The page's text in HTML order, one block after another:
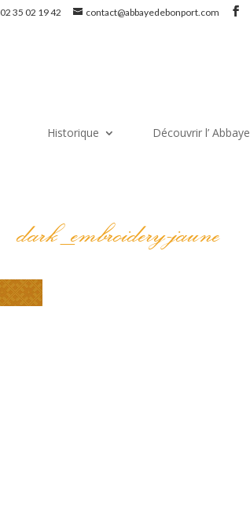
02 35 02 19 42 contact@abbayedebonport.com
Historique Découvrir l’ Abbaye
dark_embroidery-jaune